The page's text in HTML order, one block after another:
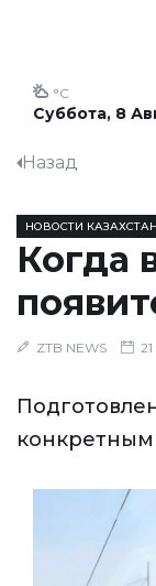
Суббота, 8
°C
Назад
НОВОСТИ
Когда
ZTB NEWS